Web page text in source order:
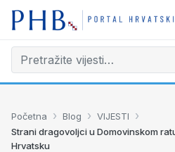
Početna › Blog › VIJESTI ›
Strani dragovoljci u Domovinskom
Hrvatsku